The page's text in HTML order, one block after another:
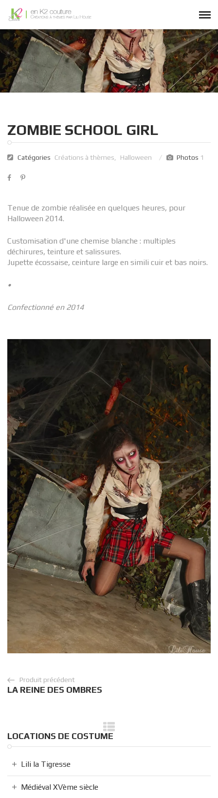
ZOMBIE SCHOOL GIRL
Catégories Créations à thèmes Halloween Photos 1
Tenue de zombie réalisée en quelques heures, pour
Halloween 2014.
Customisation d'une chemise blanche : multiples
déchirures, teinture et salissures.
Jupette écossaise, ceinture large en simili cuir et bas noirs.
•
Confectionné en 2014
Produit précédent
LA REINE DES OMBRES
LOCATIONS DE COSTUME
Lili la Tigresse
Médiéval XVème siècle